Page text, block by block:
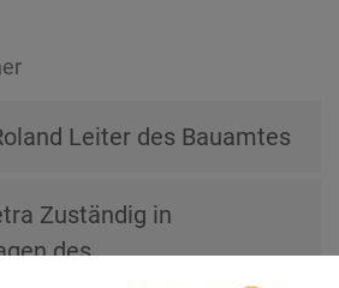
Leiter des Bauamtes
Zuständig in
des...